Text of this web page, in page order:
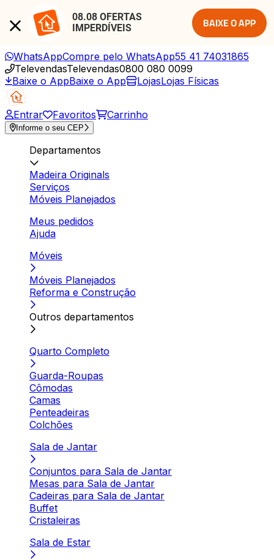
08.08 OFERTAS
IMPERDÍVEIS
BAIXE O APP
WhatsAppCompre pelo WhatsApp55 41 74031865
TelevendasTelevendas0800 080 0099
Baixe o AppBaixe o App LojasLojas Físicas
Entrar Favoritos Carrinho
Informe o seu CEP
Departamentos
Madeira Originals
Serviços
Móveis Planejados
Meus pedidos
Ajuda
Móveis
Móveis Planejados
Reforma e Construção
Outros departamentos
Quarto Completo
Guarda-Roupas
Cômodas
Camas
Penteadeiras
Colchões
Sala de Jantar
Conjuntos para Sala de Jantar
Mesas para Sala de Jantar
Cadeiras para Sala de Jantar
Buffet
Cristaleiras
Sala de Estar